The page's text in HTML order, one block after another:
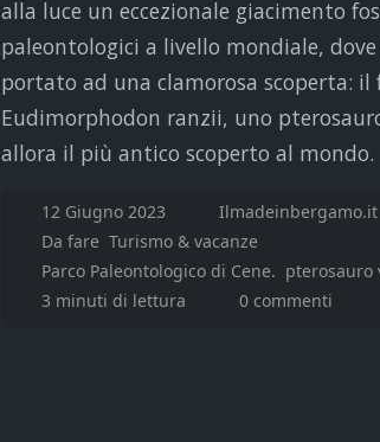
alla luce un eccezionale giacimento
paleontologici a livello mondiale,
portato ad una clamorosa scoperta:
Eudimorphodon ranzii, uno
allora il più antico scoperto al mondo.
12 Giugno 2023
Ilmadeinbergamo.it
Da fare Turismo & vacanze
Parco Paleontologico di Cene. pterosauro
3 minuti di lettura
0 commenti